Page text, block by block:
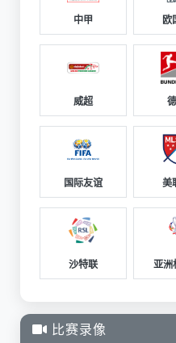
中甲 欧
威超
国际友谊 美
沙特联 亚洲
比赛录像